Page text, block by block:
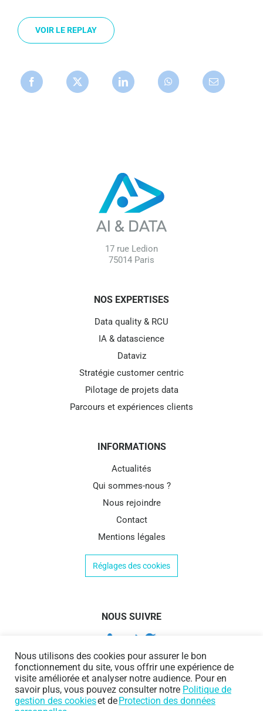
VOIR LE REPLAY
17 rue Ledion
75014 Paris
NOS EXPERTISES
Data quality & RCU
IA & datascience
Dataviz
Stratégie customer centric
Pilotage de projets data
Parcours et expériences clients
INFORMATIONS
Actualités
Qui sommes-nous ?
Nous rejoindre
Contact
Mentions légales
Réglages des cookies
NOUS SUIVRE
Nous utilisons des cookies pour assurer le bon
fonctionnement du site, vous offrir une expérience de
visite améliorée et analyser notre audience. Pour en
savoir plus, vous pouvez consulter notre Politique de
gestion des cookieset deProtection des données